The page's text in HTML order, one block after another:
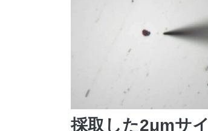
採取した2μmサイ